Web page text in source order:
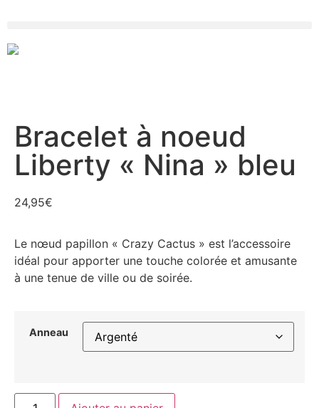
Bracelet à noeud
Liberty « Nina » bleu
24,95€
Le nœud papillon « Crazy Cactus » est l’accessoire
idéal pour apporter une touche colorée et amusante
à une tenue de ville ou de soirée.
Anneau